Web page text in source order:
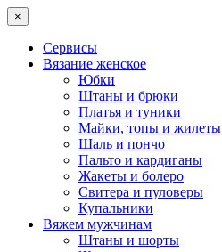
×
Сервисы
Вязание женское
Юбки
Штаны и брюки
Платья и туники
Майки, топы и жилеты
Шаль и пончо
Пальто и кардиганы
Жакеты и болеро
Свитера и пуловеры
Купальники
Вяжем мужчинам
Штаны и шорты